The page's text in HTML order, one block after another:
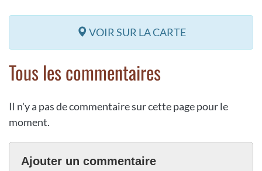
VOIR SUR LA CARTE
Tous les commentaires
Il n'y a pas de commentaire sur cette page pour le
moment.
Ajouter un commentaire